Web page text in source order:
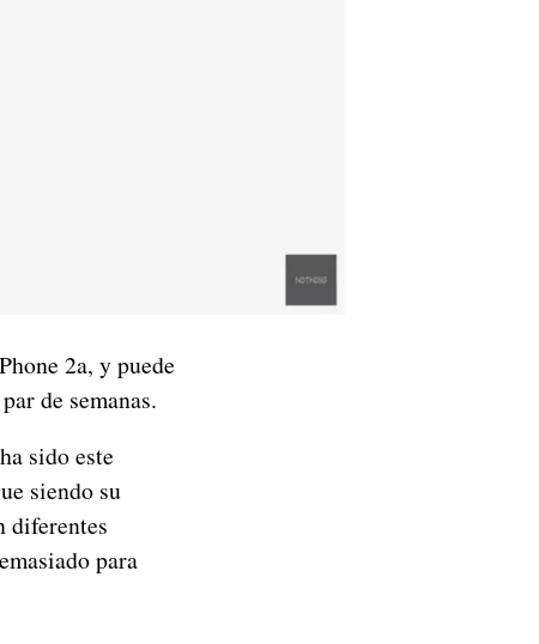
2a, y puede
de semanas.
sido este
siendo su
diferentes
para